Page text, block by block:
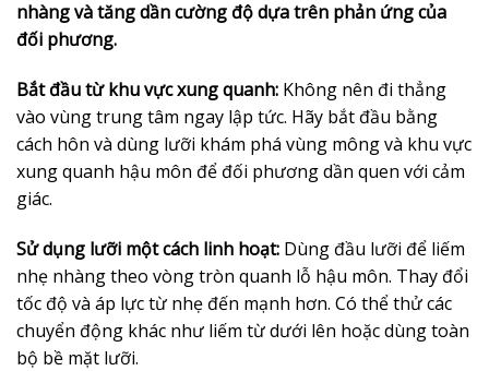
nhàng và tăng dần cường độ dựa trên phản ứng của
đối phương.
Bắt đầu từ khu vực xung quanh: Không nên đi thẳng
vào vùng trung tâm ngay lập tức. Hãy bắt đầu bằng
cách hôn và dùng lưỡi khám phá vùng mông và khu vực
xung quanh hậu môn để đối phương dần quen với cảm
giác.
Sử dụng lưỡi một cách linh hoạt: Dùng đầu lưỡi để liếm
nhẹ nhàng theo vòng tròn quanh lỗ hậu môn. Thay đổi
tốc độ và áp lực từ nhẹ đến mạnh hơn. Có thể thử các
chuyển động khác như liếm từ dưới lên hoặc dùng toàn
bộ bề mặt lưỡi.